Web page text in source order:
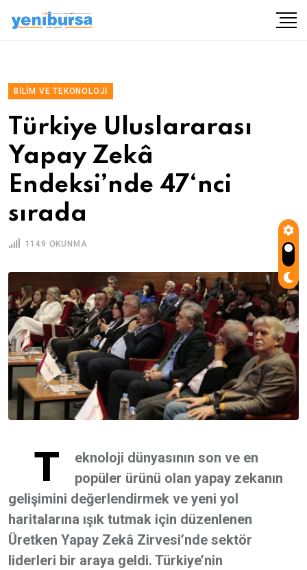
BILIM VE TEKONOLOJI
Türkiye Uluslararası
Yapay Zekâ
Endeksi’nde 47‘nci
sırada
1149 OKUNMA
T
eknoloji dünyasının son ve en
popüler ürünü olan yapay zekanın
gelişimini değerlendirmek ve yeni yol
haritalarına ışık tutmak için düzenlenen
Üretken Yapay Zekâ Zirvesi’nde sektör
liderleri bir araya geldi. Türkiye’nin